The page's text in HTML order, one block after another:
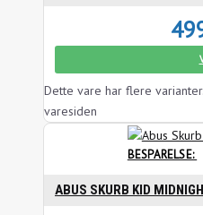
Dette vare har flere
varesiden
BESPARELSE:
ABUS SKURB KID